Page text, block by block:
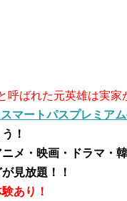
呼ばれた元英雄は実
マートパスプレミア
！
メ・映画・ドラマ・
見放題！！
あり！